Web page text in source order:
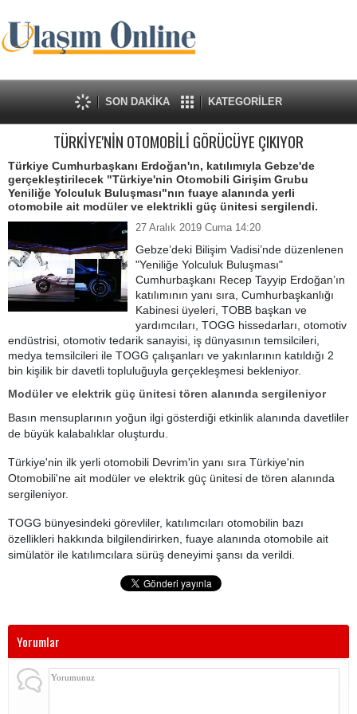
SON DAKİKA KATEGORİLER
TÜRKİYE'NİN OTOMOBİLİ GÖRÜCÜYE ÇIKIYOR
Türkiye Cumhurbaşkanı Erdoğan'ın, katılımıyla Gebze'de
gerçekleştirilecek "Türkiye'nin Otomobili Girişim Grubu
Yeniliğe Yolculuk Buluşması"nın fuaye alanında yerli
otomobile ait modüler ve elektrikli güç ünitesi sergilendi.
27 Aralık 2019 Cuma 14:20
Gebze’deki Bilişim Vadisi’nde düzenlenen
"Yeniliğe Yolculuk Buluşması"
Cumhurbaşkanı Recep Tayyip Erdoğan’ın
katılımının yanı sıra, Cumhurbaşkanlığı
Kabinesi üyeleri, TOBB başkan ve
yardımcıları, TOGG hissedarları, otomotiv
endüstrisi, otomotiv tedarik sanayisi, iş dünyasının temsilcileri,
medya temsilcileri ile TOGG çalışanları ve yakınlarının katıldığı 2
bin kişilik bir davetli topluluğuyla gerçekleşmesi bekleniyor.
Modüler ve elektrik güç ünitesi tören alanında sergileniyor
Basın mensuplarının yoğun ilgi gösterdiği etkinlik alanında davetliler
de büyük kalabalıklar oluşturdu.
Türkiye'nin ilk yerli otomobili Devrim'in yanı sıra Türkiye'nin
Otomobili'ne ait modüler ve elektrik güç ünitesi de tören alanında
sergileniyor.
TOGG bünyesindeki görevliler, katılımcıları otomobilin bazı
özellikleri hakkında bilgilendirirken, fuaye alanında otomobile ait
simülatör ile katılımcılara sürüş deneyimi şansı da verildi.
Yorumlar